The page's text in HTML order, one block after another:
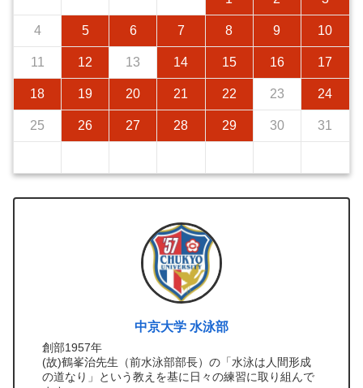
4 5 6 7 8 9 10
11 12 13 14 15 16 17
18 19 20 21 22 23 24
25 26 27 28 29 30 31
中京大学 水泳部
創部1957年
(故)鶴峯治先生（前水泳部部長）の「水泳は人間形成
の道なり」という教えを基に日々の練習に取り組んで